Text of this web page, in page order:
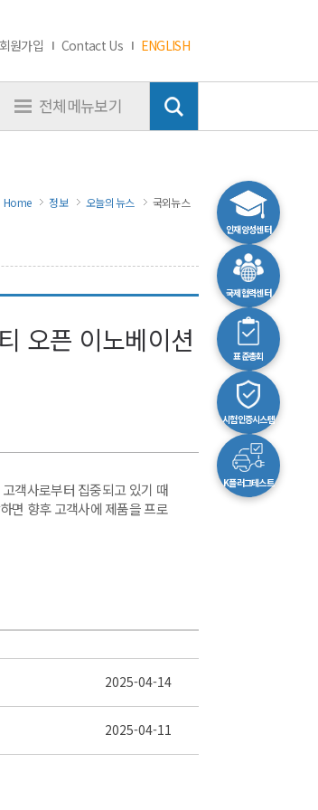
회원가입 Contact Us ENGLISH
전체메뉴보기
Home 정보 오늘의 뉴스 국외뉴스
오픈 이노베이션
객사로부터 집중되고 있기 때
면 향후 고객사에 제품을 프로
2025-04-14
2025-04-11
인재양성센터
국제협력센터
표준총회
시험인증시스템
K플러그테스트